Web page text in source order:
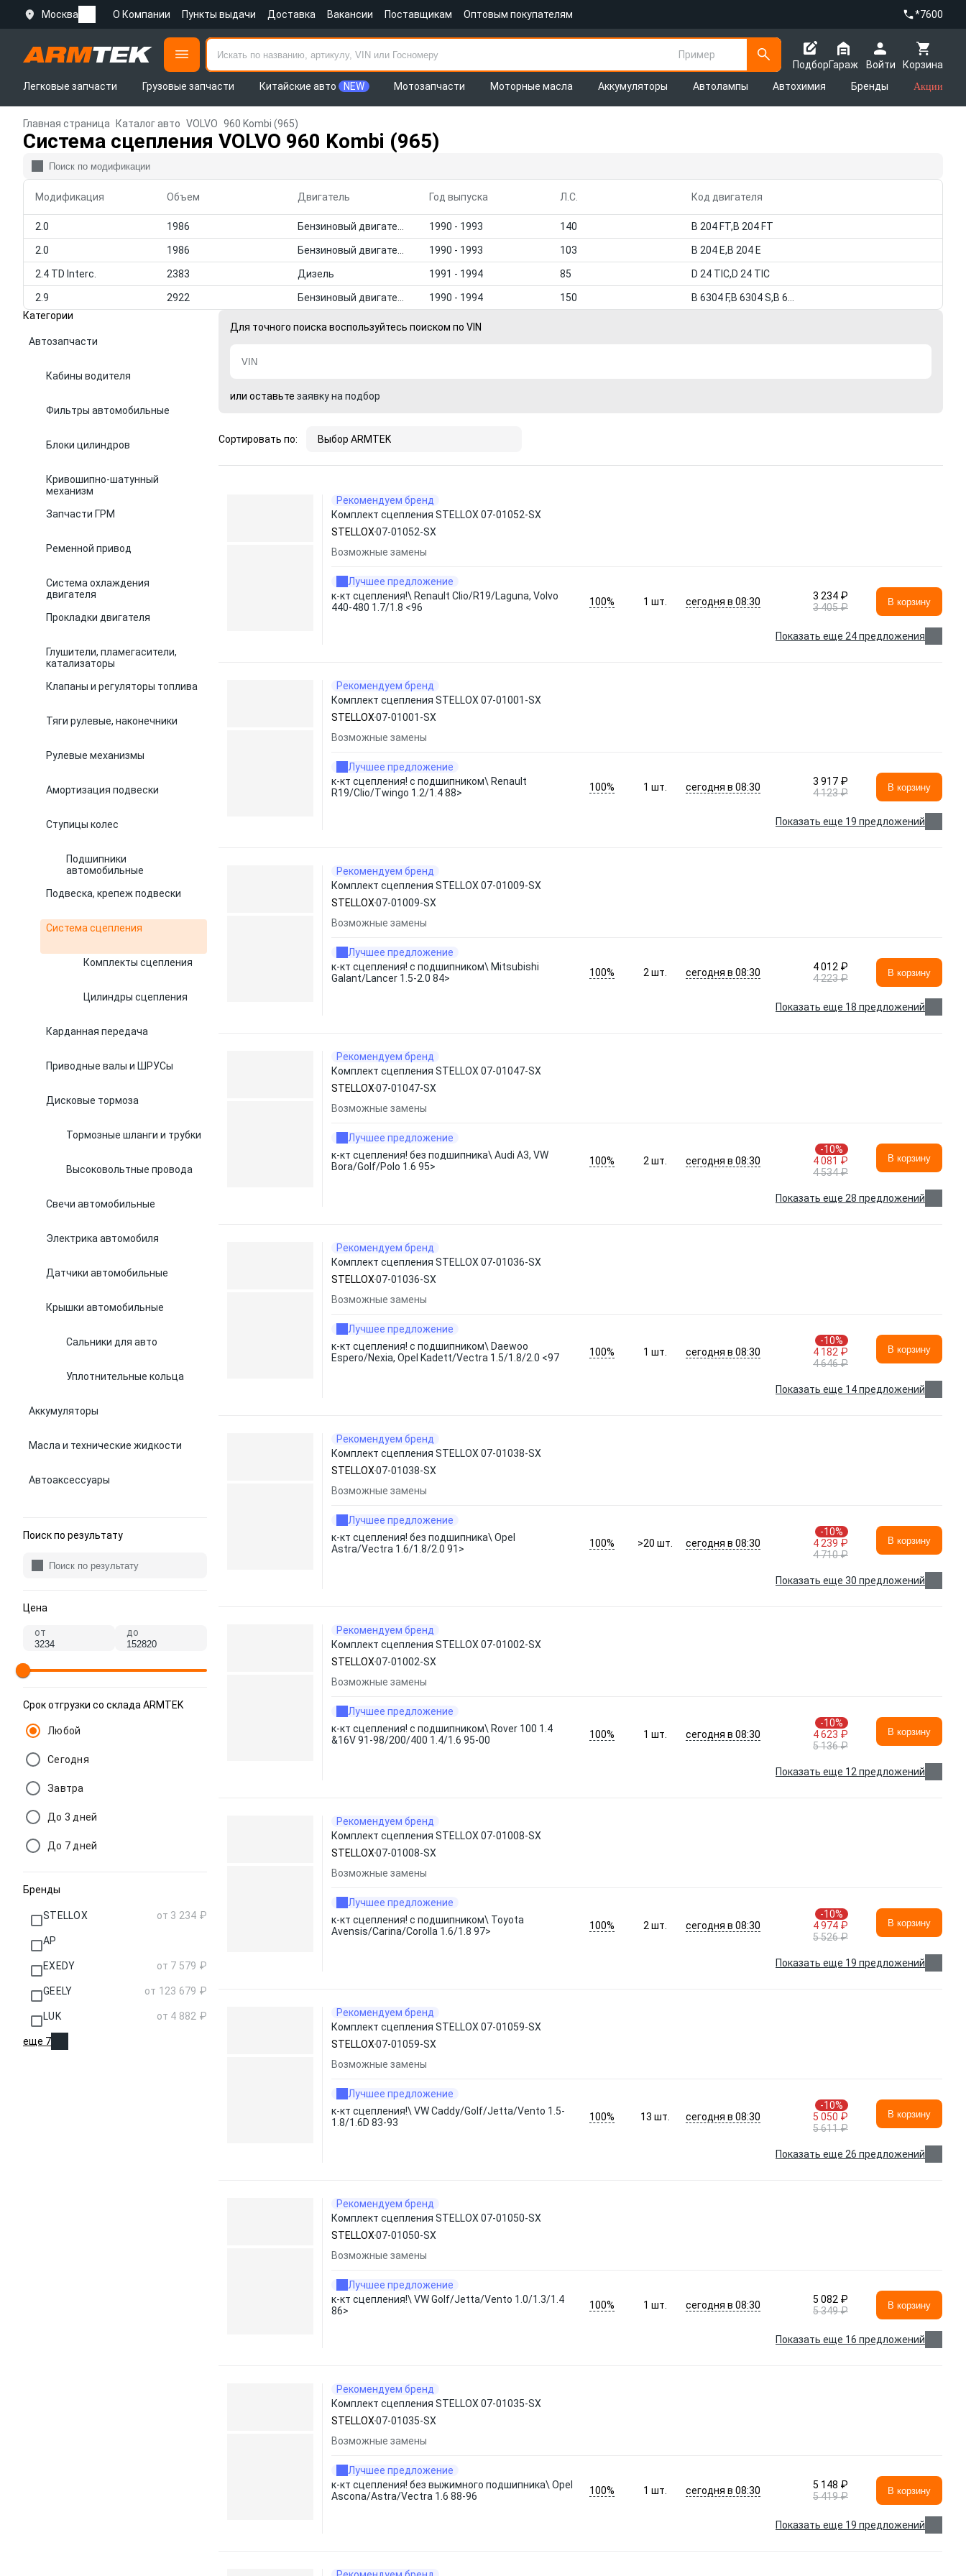
Москва О Компании Пункты выдачи Доставка Вакансии Поставщикам Оптовым покупателям *7600
Пример
Подбор
Корзина
Гараж
Войти
Легковые запчасти
Грузовые запчасти Китайские авто NEW Мотозапчасти Моторные масла Аккумуляторы Автолампы Автохимия Бренды Акции
Главная страница Каталог авто VOLVO 960 Kombi (965)
Система сцепления VOLVO 960 Kombi (965)
Модификация Объем Двигатель Год выпуска Л.С. Код двигателя
2.0 1986 1990 - 1993 140 B 204 FT,B 204 FT
2.0 1986 1990 - 1993 103 B 204 E,B 204 E
2.4 TD Interc. 2383 Дизель 1991 - 1994 85 D 24 TIC,D 24 TIC
2.9 2922 1990 - 1994 150
Категории
Автозапчасти
Кабины водителя
Фильтры автомобильные
Блоки цилиндров
Кривошипно-шатунный
механизм
Запчасти ГРМ
Ременной привод
Система охлаждения
двигателя
Прокладки двигателя
Глушители, пламегасители,
катализаторы
Клапаны и регуляторы топлива
Тяги рулевые, наконечники
Рулевые механизмы
Амортизация подвески
Ступицы колес
Подшипники
автомобильные
Подвеска, крепеж подвески
Система сцепления
Комплекты сцепления
Цилиндры сцепления
Карданная передача
Приводные валы и ШРУСы
Дисковые тормоза
Тормозные шланги и трубки
Высоковольтные провода
Свечи автомобильные
Электрика автомобиля
Датчики автомобильные
Крышки автомобильные
Сальники для авто
Уплотнительные кольца
Аккумуляторы
Масла и технические жидкости
Автоаксессуары
Поиск по результату
Цена
от до
Срок отгрузки со склада ARMTEK
Любой
Сегодня
Завтра
До 3 дней
До 7 дней
Бренды
STELLOX от 3 234 ₽
AP
EXEDY от 7 579 ₽
GEELY от 123 679 ₽
LUK от 4 882 ₽
еще 7
Для точного поиска воспользуйтесь поиском по VIN
или оставьте заявку на подбор
Сортировать по: Выбор ARMTEK
Рекомендуем бренд
Комплект сцепления STELLOX 07-01052-SX
STELLOX07-01052-SX
Возможные замены
Лучшее предложение
к-кт сцепления!\ Renault Clio/R19/Laguna, Volvo
440-480 1.7/1.8 <96
100% 1 шт. сегодня в 08:30
3 234 ₽
3 405 ₽
В корзину
Показать еще 24 предложения
Рекомендуем бренд
Комплект сцепления STELLOX 07-01001-SX
STELLOX07-01001-SX
Возможные замены
Лучшее предложение
к-кт сцепления! c подшипником\ Renault
R19/Clio/Twingo 1.2/1.4 88>
100% 1 шт. сегодня в 08:30
3 917 ₽
4 123 ₽
В корзину
Показать еще 19 предложений
Рекомендуем бренд
Комплект сцепления STELLOX 07-01009-SX
STELLOX07-01009-SX
Возможные замены
Лучшее предложение
к-кт сцепления! c подшипником\ Mitsubishi
Galant/Lancer 1.5-2.0 84>
100% 2 шт. сегодня в 08:30
4 012 ₽
4 223 ₽
В корзину
Показать еще 18 предложений
Рекомендуем бренд
Комплект сцепления STELLOX 07-01047-SX
STELLOX07-01047-SX
Возможные замены
Лучшее предложение
к-кт сцепления! без подшипника\ Audi A3, VW
Bora/Golf/Polo 1.6 95>
100% 2 шт. сегодня в 08:30
-10%
4 081 ₽
4 534 ₽
В корзину
Показать еще 28 предложений
Рекомендуем бренд
Комплект сцепления STELLOX 07-01036-SX
STELLOX07-01036-SX
Возможные замены
Лучшее предложение
к-кт сцепления! c подшипником\ Daewoo
Espero/Nexia, Opel Kadett/Vectra 1.5/1.8/2.0 <97
100% 1 шт. сегодня в 08:30
-10%
4 182 ₽
4 646 ₽
В корзину
Показать еще 14 предложений
Рекомендуем бренд
Комплект сцепления STELLOX 07-01038-SX
STELLOX07-01038-SX
Возможные замены
Лучшее предложение
к-кт сцепления! без подшипника\ Opel
Astra/Vectra 1.6/1.8/2.0 91>
100% >20 шт. сегодня в 08:30
-10%
4 239 ₽
4 710 ₽
В корзину
Показать еще 30 предложений
Рекомендуем бренд
Комплект сцепления STELLOX 07-01002-SX
STELLOX07-01002-SX
Возможные замены
Лучшее предложение
к-кт сцепления! c подшипником\ Rover 100 1.4
&16V 91-98/200/400 1.4/1.6 95-00
100% 1 шт. сегодня в 08:30
-10%
4 623 ₽
5 136 ₽
В корзину
Показать еще 12 предложений
Рекомендуем бренд
Комплект сцепления STELLOX 07-01008-SX
STELLOX07-01008-SX
Возможные замены
Лучшее предложение
к-кт сцепления! c подшипником\ Toyota
Avensis/Carina/Corolla 1.6/1.8 97>
100% 2 шт. сегодня в 08:30
-10%
4 974 ₽
5 526 ₽
В корзину
Показать еще 19 предложений
Рекомендуем бренд
Комплект сцепления STELLOX 07-01059-SX
STELLOX07-01059-SX
Возможные замены
Лучшее предложение
к-кт сцепления!\ VW Caddy/Golf/Jetta/Vento 1.5-
1.8/1.6D 83-93
100% 13 шт. сегодня в 08:30
-10%
5 050 ₽
5 611 ₽
В корзину
Показать еще 26 предложений
Рекомендуем бренд
Комплект сцепления STELLOX 07-01050-SX
STELLOX07-01050-SX
Возможные замены
Лучшее предложение
к-кт сцепления!\ VW Golf/Jetta/Vento 1.0/1.3/1.4
86>
100% 1 шт. сегодня в 08:30
5 082 ₽
5 349 ₽
В корзину
Показать еще 16 предложений
Рекомендуем бренд
Комплект сцепления STELLOX 07-01035-SX
STELLOX07-01035-SX
Возможные замены
Лучшее предложение
к-кт сцепления! без выжимного подшипника\ Opel
Ascona/Astra/Vectra 1.6 88-96
100% 1 шт. сегодня в 08:30
5 148 ₽
5 419 ₽
В корзину
Показать еще 19 предложений